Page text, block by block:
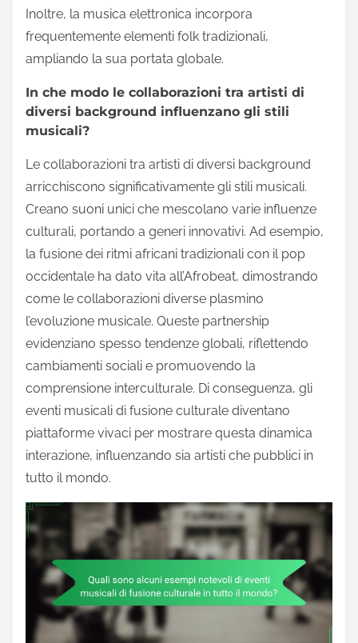
Inoltre, la musica elettronica incorpora
frequentemente elementi folk tradizionali,
ampliando la sua portata globale.
In che modo le collaborazioni tra artisti di
diversi background influenzano gli stili
musicali?
Le collaborazioni tra artisti di diversi background
arricchiscono significativamente gli stili musicali.
Creano suoni unici che mescolano varie influenze
culturali, portando a generi innovativi. Ad esempio,
la fusione dei ritmi africani tradizionali con il pop
occidentale ha dato vita all’Afrobeat, dimostrando
come le collaborazioni diverse plasmino
l’evoluzione musicale. Queste partnership
evidenziano spesso tendenze globali, riflettendo
cambiamenti sociali e promuovendo la
comprensione interculturale. Di conseguenza, gli
eventi musicali di fusione culturale diventano
piattaforme vivaci per mostrare questa dinamica
interazione, influenzando sia artisti che pubblici in
tutto il mondo.